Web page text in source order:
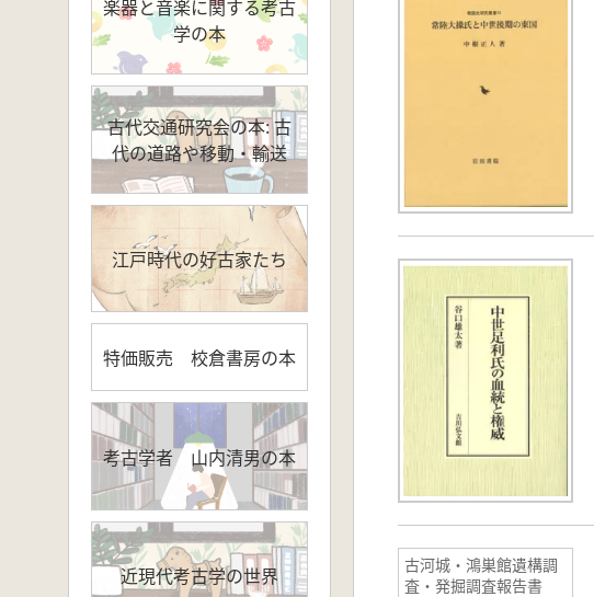
楽器と音楽に関する考古
学の本
古代交通研究会の本: 古
代の道路や移動・輸送
江戸時代の好古家たち
特価販売 校倉書房の本
考古学者 山内清男の本
近現代考古学の世界
古河城・鴻巣館遺構調
査・発掘調査報告書